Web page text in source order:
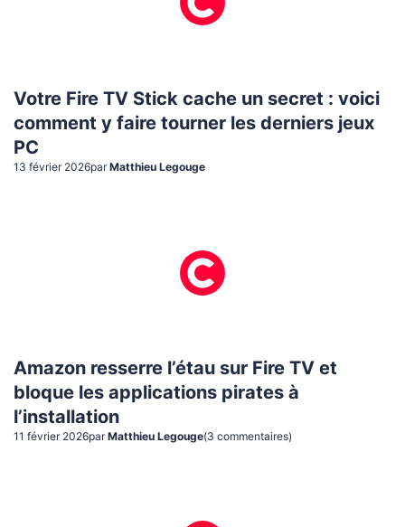
Votre Fire TV Stick cache un secret : voici
comment y faire tourner les derniers jeux
PC
13 février 2026par Matthieu Legouge
Amazon resserre l’étau sur Fire TV et
bloque les applications pirates à
l’installation
11 février 2026par Matthieu Legouge(3 commentaires)